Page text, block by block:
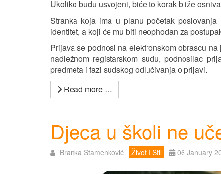
Ukoliko budu usvojeni, biće to korak bliže
Stranka koja ima u planu početak
identitet, a koji će mu biti neophodan za
Prijava se podnosi na elektronskom obrascu
nadležnom registarskom sudu, podnosilac
predmeta i fazi sudskog odlučivanja o prijavi.
Read more …
Djeca u školi ne
Branka Stamenković Život I Stil 06 January